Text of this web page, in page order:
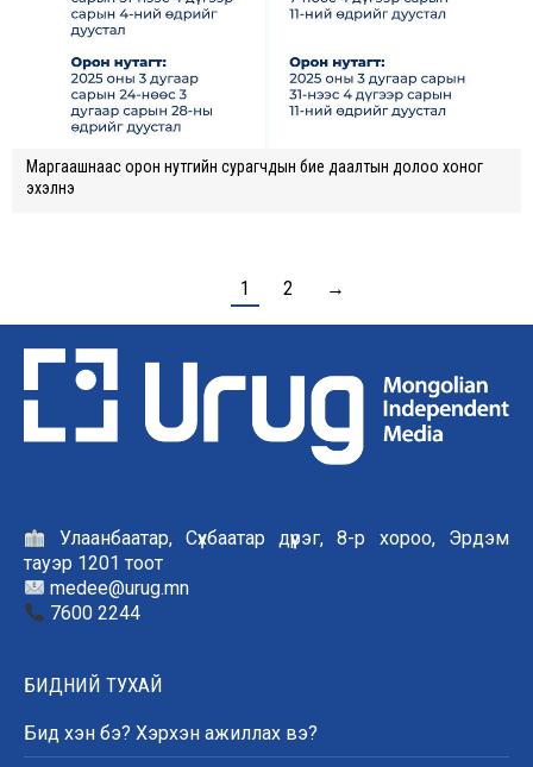
Маргаашнаас орон нутгийн сурагчдын бие даалтын долоо хоног
эхэлнэ
1 2 →
Улаанбаатар, Сүхбаатар дүүрэг, 8-р хороо, Эрдэм
тауэр 1201 тоот
medee@urug.mn
7600 2244
БИДНИЙ ТУХАЙ
Бид хэн бэ? Хэрхэн ажиллах вэ?